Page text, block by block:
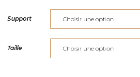
prix :
€115,00
à
€285,00
Support
Taille